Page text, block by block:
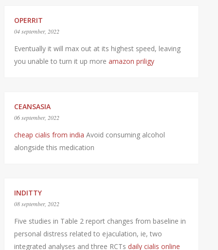
OPERRIT
04 september, 2022
Eventually it will max out at its highest speed, leaving
you unable to turn it up more amazon priligy
CEANSASIA
06 september, 2022
cheap cialis from india Avoid consuming alcohol
alongside this medication
INDITTY
08 september, 2022
Five studies in Table 2 report changes from baseline in
personal distress related to ejaculation, ie, two
integrated analyses and three RCTs daily cialis online